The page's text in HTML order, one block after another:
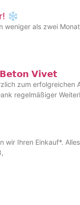
❄️
als zwei
𝗩𝗶𝘃𝗲𝘁
zum erfolgreichen
regelmäßiger
Ihren Einkauf*.